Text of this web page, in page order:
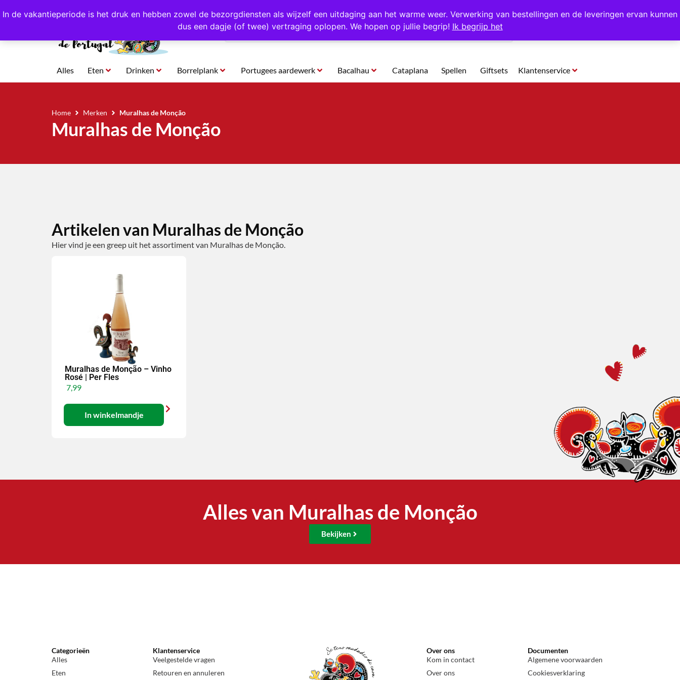
In de vakantieperiode is het druk en hebben zowel de bezorgdiensten als wijzelf een uitdaging aan het warme weer. Verwerking van bestellingen en de leveringen ervan kunnen
dus een dagje (of twee) vertraging oplopen. We hopen op jullie begrip! Ik begrijp het
4,8/5,0 sterren beoordeeld! Eigen import uit Portugal Altijd 1000 verschillende producten op voorraad Gratis op te halen in Hansweert
Alles Eten Drinken Borrelplank Portugees aardewerk Bacalhau Cataplana Spellen Giftsets Klantenservice
Home Merken Muralhas de Monção
Muralhas de Monção
Artikelen van Muralhas de Monção
Hier vind je een greep uit het assortiment van Muralhas de Monção.
Muralhas de Monção – Vinho
Rosé | Per Fles
7,99
In winkelmandje
Alles van Muralhas de Monção
Bekijken
Categorieën
Alles
Eten
Klantenservice
Veelgestelde vragen
Retouren en annuleren
Over ons
Kom in contact
Over ons
Documenten
Algemene voorwaarden
Cookiesverklaring